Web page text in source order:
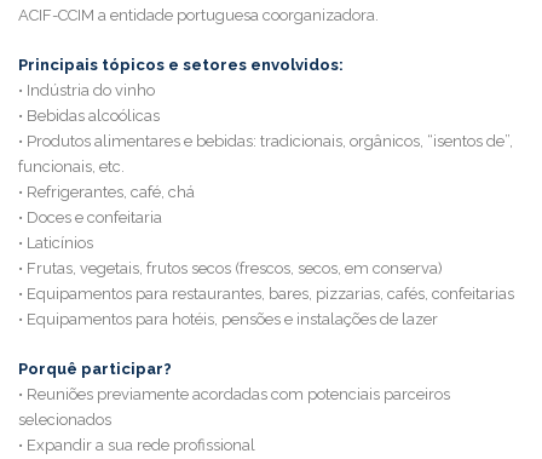
ACIF-CCIM a entidade portuguesa coorganizadora.
Principais tópicos e setores envolvidos:
• Indústria do vinho
• Bebidas alcoólicas
• Produtos alimentares e bebidas: tradicionais, orgânicos, “isentos de”,
funcionais, etc.
• Refrigerantes, café, chá
• Doces e confeitaria
• Laticínios
• Frutas, vegetais, frutos secos (frescos, secos, em conserva)
• Equipamentos para restaurantes, bares, pizzarias, cafés, confeitarias
• Equipamentos para hotéis, pensões e instalações de lazer
Porquê participar?
• Reuniões previamente acordadas com potenciais parceiros
selecionados
• Expandir a sua rede profissional